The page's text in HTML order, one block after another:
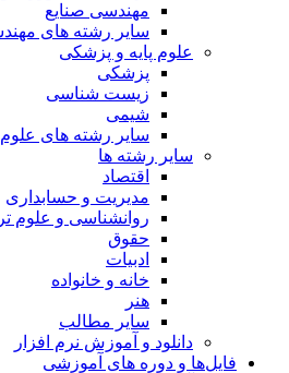
مهندسی صنایع
سایر رشته های مهندسی
علوم پایه و پزشکی
پزشکی
زیست شناسی
شیمی
سایر رشته های علوم پایه
سایر رشته ها
اقتصاد
مدیریت و حسابداری
روانشناسی و علوم تربیتی
حقوق
ادبیات
خانه و خانواده
هنر
سایر مطالب
دانلود و آموزش نرم افزار
فایل‌ها و دوره های آموزشی